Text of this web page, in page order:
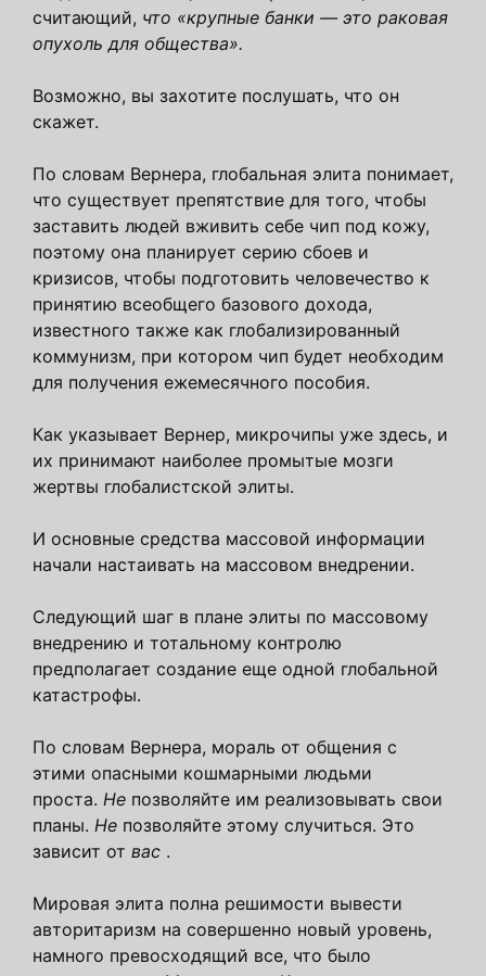
считающий, что «крупные банки — это раковая
опухоль для общества».
Возможно, вы захотите послушать, что он
скажет.
По словам Вернера, глобальная элита понимает,
что существует препятствие для того, чтобы
заставить людей вживить себе чип под кожу,
поэтому она планирует серию сбоев и
кризисов, чтобы подготовить человечество к
принятию всеобщего базового дохода,
известного также как глобализированный
коммунизм, при котором чип будет необходим
для получения ежемесячного пособия.
Как указывает Вернер, микрочипы уже здесь, и
их принимают наиболее промытые мозги
жертвы глобалистской элиты.
И основные средства массовой информации
начали настаивать на массовом внедрении.
Следующий шаг в плане элиты по массовому
внедрению и тотальному контролю
предполагает создание еще одной глобальной
катастрофы.
По словам Вернера, мораль от общения с
этими опасными кошмарными людьми
проста. Не позволяйте им реализовывать свои
планы. Не позволяйте этому случиться. Это
зависит от вас .
Мировая элита полна решимости вывести
авторитаризм на совершенно новый уровень,
намного превосходящий все, что было